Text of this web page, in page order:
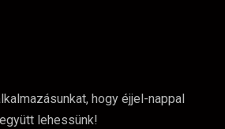
hogy éjjel-nappal
együtt lehessünk!